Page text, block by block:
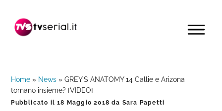
navigazione
contenuto
barra
MENU
Home » News »GREY’S ANATOMY 14 Callie e Arizona
tornano insieme? [VIDEO]
Pubblicato il18 Maggio 2018 da Sara Papetti